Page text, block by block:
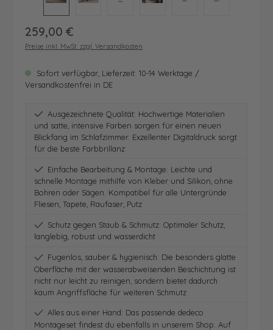
Regulärer Preis:
259,00 €
Preise inkl. MwSt. zzgl. Versandkosten
Sofort verfügbar, Lieferzeit: 10-14 Werktage /
Versandkostenfrei in DE
Ausgezeichnete Qualität: Hochwertige Materialien
und satte, intensive Farben sorgen für einen neuen
Blickfang im Schlafzimmer. Exzellenter Digitaldruck sorgt
für die beste Farbbrillanz
Einfache Bearbeitung & Montage: Leichte und
schnelle Montage mithilfe von Kleber und Silikon, ohne
Bohren oder Sägen. Kompatibel für alle Untergründe:
Fliesen, Tapete, Raufaser, Putz
Schutz gegen Staub & Schmutz: Optimaler Schutz,
langlebig, robust und wasserdicht
Fugenlos, sauber & hygienisch: Die besonders glatte
Oberfläche mit der wasserabweisenden Beschichtung ist
nicht nur leicht zu reinigen, sondern bietet dadurch
kaum Angriffsfläche für weiteren Schmutz
Alles aus einer Hand: Das passende dedeco
Montageset findest du ebenfalls in unserem Shop. Auf